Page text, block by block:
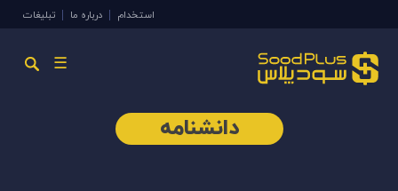
استخدام درباره ما تبلیغات
☰
دانشنامه